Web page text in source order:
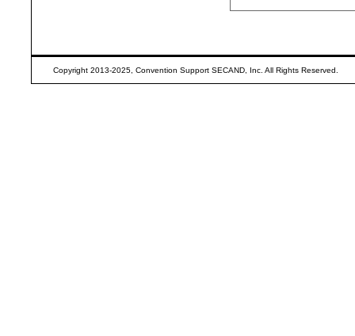
Copyright 2013-2025, Convention Support SECAND, Inc. All Rights Reserved.